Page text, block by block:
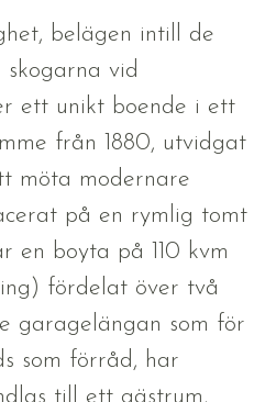
belägen intill de
skogarna vid
ett unikt boende i ett
från 1880, utvidgat
möta modernare
på en rymlig tomt
en boyta på 110 kvm
fördelat över två
garagelängan som för
som förråd, har
till ett gästrum,